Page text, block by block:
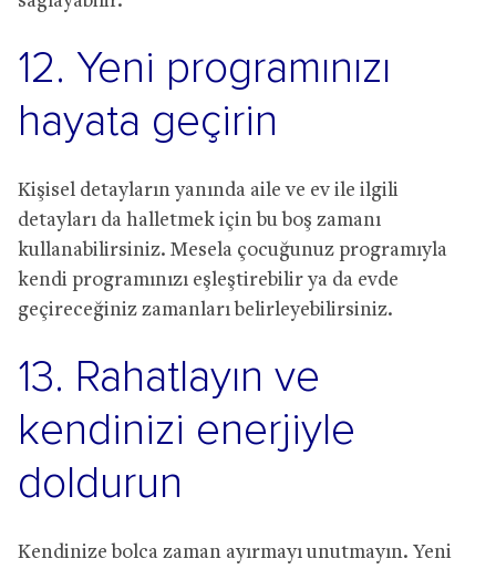
12. Yeni programınızı
hayata geçirin
Kişisel detayların yanında aile ve ev ile ilgili
detayları da halletmek için bu boş zamanı
kullanabilirsiniz. Mesela çocuğunuz programıyla
kendi programınızı eşleştirebilir ya da evde
geçireceğiniz zamanları belirleyebilirsiniz.
13. Rahatlayın ve
kendinizi enerjiyle
doldurun
Kendinize bolca zaman ayırmayı unutmayın. Yeni